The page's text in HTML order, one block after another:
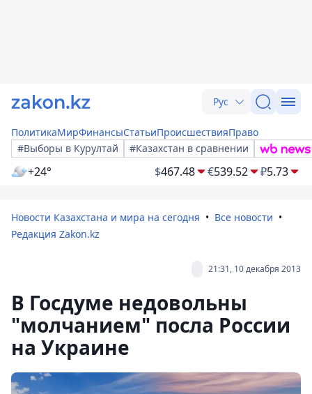
Рус
ПолитикаМирФинансыСтатьиПроисшествияПраво
#Выборы в Курултай
#Казахстан в сравнении
+24° $467.48 €539.52 ₽5.73
Новости Казахстана и мира на сегодня
Все новости
Редакция Zakon.kz
21:31, 10 декабря 2013
В Госдуме недовольны
"молчанием" посла России
на Украине